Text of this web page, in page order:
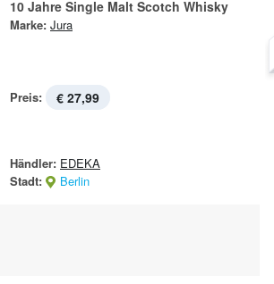
10 Jahre Single Malt Scotch Whisky
Marke: Jura
Preis: € 27,99
Händler: EDEKA
Stadt:
Berlin